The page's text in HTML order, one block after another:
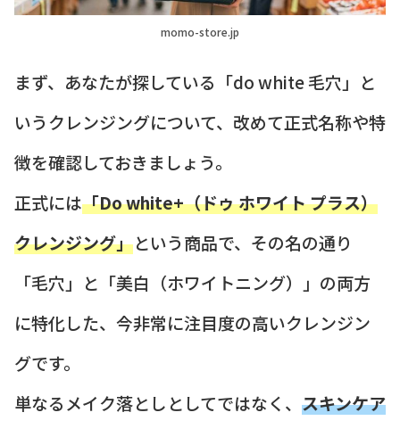
momo-store.jp
まず、あなたが探している「do white 毛穴」と
いうクレンジングについて、改めて正式名称や特
徴を確認しておきましょう。
正式には「Do white+（ドゥ ホワイト プラス）
クレンジング」という商品で、その名の通り
「毛穴」と「美白（ホワイトニング）」の両方
に特化した、今非常に注目度の高いクレンジン
グです。
単なるメイク落としとしてではなく、 スキンケア